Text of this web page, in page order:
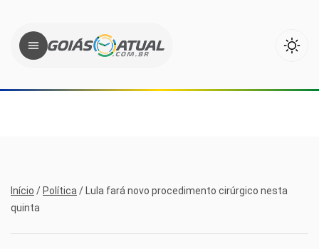
Início / Política / Lula fará novo procedimento cirúrgico nesta
quinta